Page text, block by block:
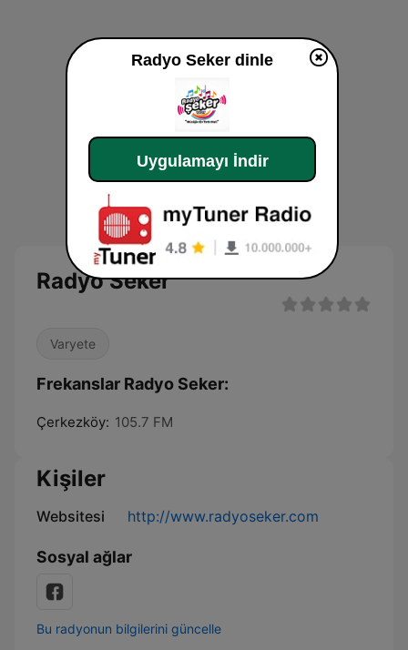
Radyo Seker
Varyete
Frekanslar Radyo Seker:
Çerkezköy: 105.7 FM
Kişiler
Websitesi http://www.radyoseker.com
Sosyal ağlar
Bu radyonun bilgilerini güncelle
Radyo Seker dinle
Uygulamayı İndir